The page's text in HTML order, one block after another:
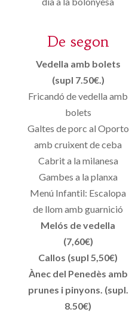
De segon
Vedella amb bolets
(supl 7.50€.)
Fricandó de vedella amb
bolets
Galtes de porc al Oporto
amb cruixent de ceba
Cabrit a la milanesa
Gambes a la planxa
Menú Infantil: Escalopa
de llom amb guarnició
Melós de vedella
(7,60€)
Callos (supl 5,50€)
Ànec del Penedès amb
prunes i pinyons. (supl.
8.50€)